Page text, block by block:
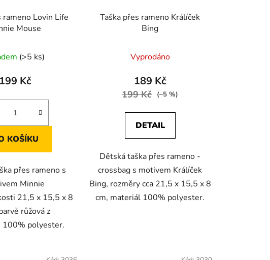
rameno Lovin Life
Mouse
(>5 ks)
199 Kč
KOŠÍKU
přes rameno s
Minnie
21,5 x 15,5 x 8
růžová z
100% polyester.
Taška přes rameno Králíček
Bing
Vyprodáno
189 Kč
199 Kč (–5 %)
DETAIL
Dětská taška přes rameno -
crossbag s motivem Králíček
Bing, rozměry cca 21,5 x 15,5 x 8
cm, materiál 100% polyester.